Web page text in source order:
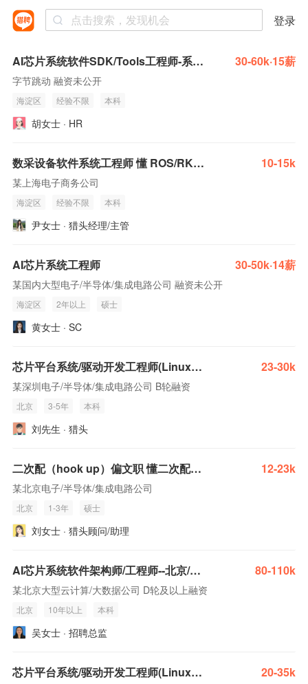
登录
AI芯片系统软件SDK/Tools工程师-系统软件 30-60k·15薪
字节跳动 融资未公开
海淀区 经验不限 本科
胡女士 · HR
数采设备软件系统工程师 懂 ROS/RK 芯片 10-15k
某上海电子商务公司
海淀区 经验不限 本科
尹女士 · 猎头经理/主管
AI芯片系统工程师 30-50k·14薪
某国内大型电子/半导体/集成电路公司 融资未公开
海淀区 2年以上 硕士
黄女士 · SC
芯片平台系统/驱动开发工程师(Linux/BSP方向) 23-30k
某深圳电子/半导体/集成电路公司 B轮融资
北京 3-5年 本科
刘先生 · 猎头
二次配（hook up）偏文职 懂二次配系统 芯片厂经验 12-23k
某北京电子/半导体/集成电路公司
北京 1-3年 硕士
刘女士 · 猎头顾问/助理
AI芯片系统软件架构师/工程师--北京/上海/深圳/杭州/西安 80-110k
某北京大型云计算/大数据公司 D轮及以上融资
北京 10年以上 本科
吴女士 · 招聘总监
芯片平台系统/驱动开发工程师(Linux/BSP方向) 20-35k